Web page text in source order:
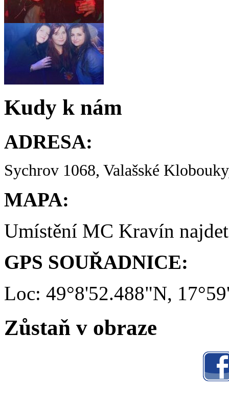
Kudy k nám
ADRESA:
Sychrov 1068, Valašské
MAPA:
Umístění MC Kravín
GPS SOUŘADNICE:
Loc: 49°8'52.488"N,
Zůstaň v obraze